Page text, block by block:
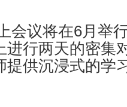
会议将在6月举
进行两天的密集
提供沉浸式的学